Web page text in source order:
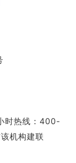
时热线：400-
机构建联